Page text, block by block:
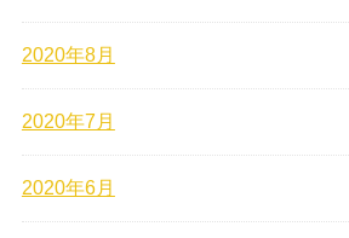
2020年8月
2020年7月
2020年6月